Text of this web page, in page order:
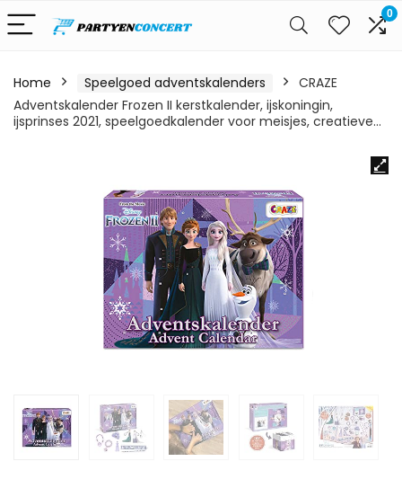
0
Home Speelgoed adventskalenders
CRAZE
Adventskalender Frozen II kerstkalender, ijskoningin,
ijsprinses 2021, speelgoedkalender voor meisjes, creatieve…